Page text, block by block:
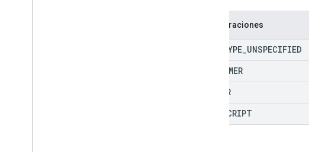
Enumeraciones
TYPE UNSPECIFIED
CONSUMER
DRIVER
JAVASCRIPT